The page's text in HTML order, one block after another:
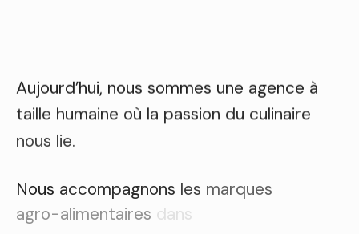
Aujourd’hui, nous sommes une agence à
taille humaine où la passion du culinaire
nous lie.
Nous accompagnons les marques
agro-alimentaires dans